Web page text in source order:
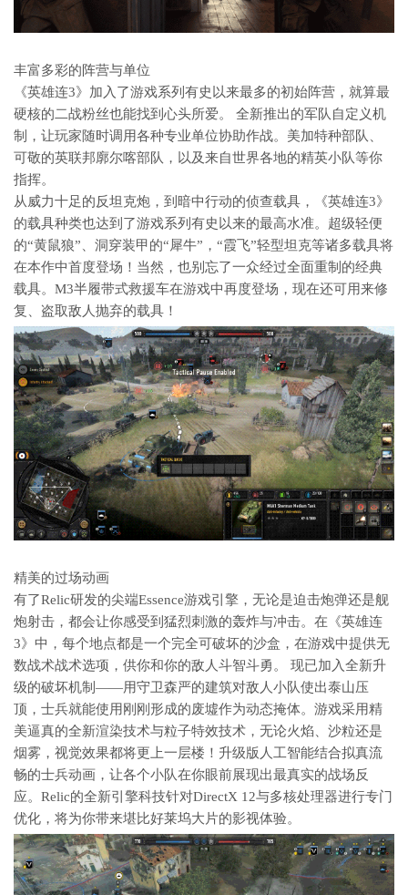
丰富多彩的阵营与单位
《英雄连3》加入了游戏系列有史以来最多的初始阵营，就算最
硬核的二战粉丝也能找到心头所爱。 全新推出的军队自定义机
制，让玩家随时调用各种专业单位协助作战。美加特种部队、
可敬的英联邦廓尔喀部队，以及来自世界各地的精英小队等你
指挥。
从威力十足的反坦克炮，到暗中行动的侦查载具，《英雄连3》
的载具种类也达到了游戏系列有史以来的最高水准。超级轻便
的“黄鼠狼”、洞穿装甲的“犀牛”，“霞飞”轻型坦克等诸多载具将
在本作中首度登场！当然，也别忘了一众经过全面重制的经典
载具。M3半履带式救援车在游戏中再度登场，现在还可用来修
复、盗取敌人抛弃的载具！
精美的过场动画
有了Relic研发的尖端Essence游戏引擎，无论是迫击炮弹还是舰
炮射击，都会让你感受到猛烈刺激的轰炸与冲击。在《英雄连
3》中，每个地点都是一个完全可破坏的沙盒，在游戏中提供无
数战术战术选项，供你和你的敌人斗智斗勇。 现已加入全新升
级的破坏机制——用守卫森严的建筑对敌人小队使出泰山压
顶，士兵就能使用刚刚形成的废墟作为动态掩体。游戏采用精
美逼真的全新渲染技术与粒子特效技术，无论火焰、沙粒还是
烟雾，视觉效果都将更上一层楼！升级版人工智能结合拟真流
畅的士兵动画，让各个小队在你眼前展现出最真实的战场反
应。Relic的全新引擎科技针对DirectX 12与多核处理器进行专门
优化，将为你带来堪比好莱坞大片的影视体验。